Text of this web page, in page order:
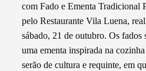
com Fado e Ementa Tradicional
pelo Restaurante Vila Luena,
sábado, 21 de outubro. Os fados
uma ementa inspirada na
serão de cultura e requinte, em